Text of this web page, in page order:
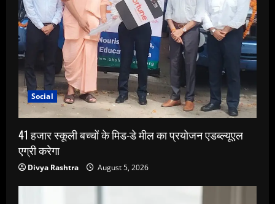
Social
41 हजार स्कूली बच्चों के मिड-डे मील का प्रयोजन एडब्ल्यूएल
एग्री करेगा
Divya Rashtra August 5, 2026